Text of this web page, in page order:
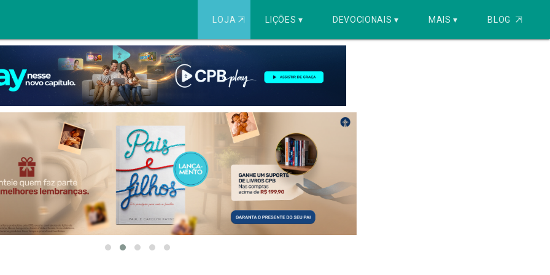
LOJA ⇱ LIÇÕES ▾ DEVOCIONAIS ▾ MAIS ▾ BLOG ⇱